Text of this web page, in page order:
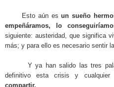
Esto aún esun sueño
empeñáramos, lo
siguiente: austeridad, que significa
más; y para ello es necesario sentir
Y ya han salido las tres
definitivo esta crisis y cualquier
compartir.